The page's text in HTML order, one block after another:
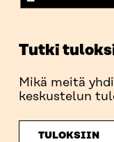
Tutki
Mikä meitä
keskustelun
TULOKSIIN